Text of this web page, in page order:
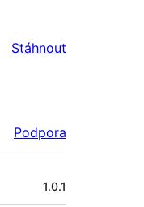
Stáhnout
Podpora
1.0.1